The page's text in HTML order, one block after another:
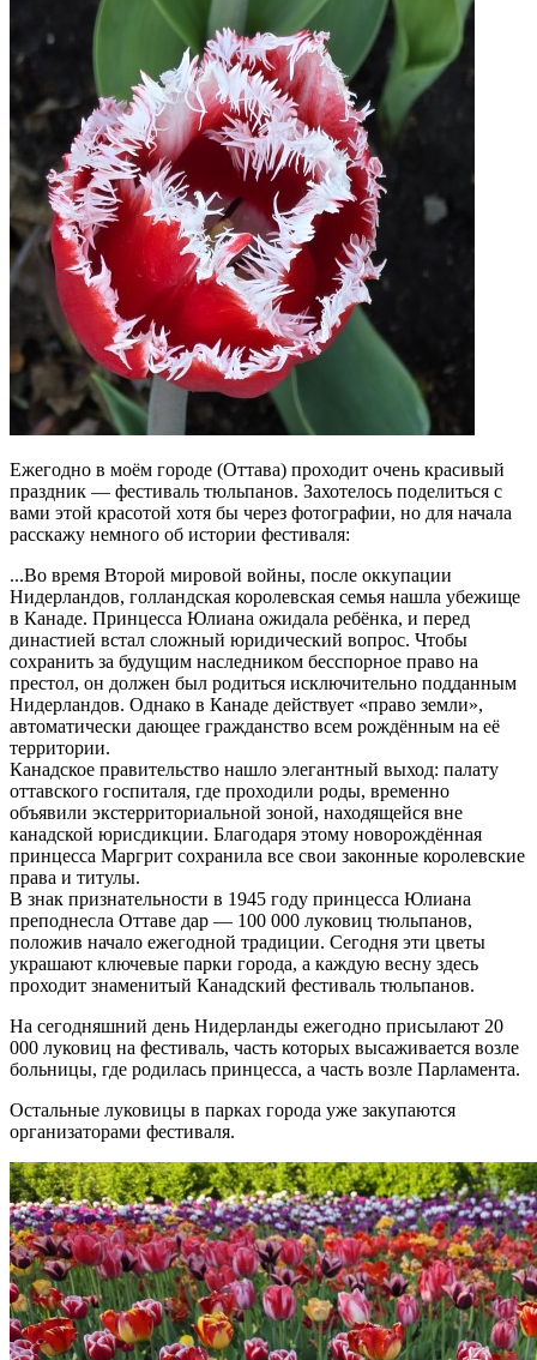
Ежегодно в моём городе (Оттава) проходит очень красивый
праздник — фестиваль тюльпанов. Захотелось поделиться с
вами этой красотой хотя бы через фотографии, но для начала
расскажу немного об истории фестиваля:
...​Во время Второй мировой войны, после оккупации
Нидерландов, голландская королевская семья нашла убежище
в Канаде. Принцесса Юлиана ожидала ребёнка, и перед
династией встал сложный юридический вопрос. Чтобы
сохранить за будущим наследником бесспорное право на
престол, он должен был родиться исключительно подданным
Нидерландов. Однако в Канаде действует «право земли»,
автоматически дающее гражданство всем рождённым на её
территории.
​Канадское правительство нашло элегантный выход: палату
оттавского госпиталя, где проходили роды, временно
объявили экстерриториальной зоной, находящейся вне
канадской юрисдикции. Благодаря этому новорождённая
принцесса Маргрит сохранила все свои законные королевские
права и титулы.
​В знак признательности в 1945 году принцесса Юлиана
преподнесла Оттаве дар — 100 000 луковиц тюльпанов,
положив начало ежегодной традиции. Сегодня эти цветы
украшают ключевые парки города, а каждую весну здесь
проходит знаменитый Канадский фестиваль тюльпанов.
На сегодняшний день Нидерланды ежегодно присылают 20
000 луковиц на фестиваль, часть которых высаживается возле
больницы, где родилась принцесса, а часть возле Парламента.
Остальные луковицы в парках города уже закупаются
организаторами фестиваля.